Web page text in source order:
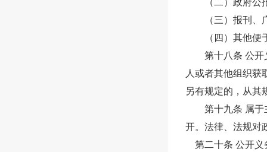
（二）政府公报
（三）报刊、广
（四）其他便于
第十八条 公开义
人或者其他组织获
另有规定的，从其
第十九条 属于主
开。法律、法规对
第二十条 公开义